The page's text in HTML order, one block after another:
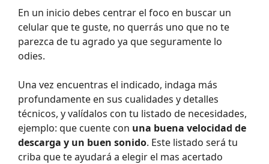
En un inicio debes centrar el foco en buscar un
celular que te guste, no querrás uno que no te
parezca de tu agrado ya que seguramente lo
odies.
Una vez encuentras el indicado, indaga más
profundamente en sus cualidades y detalles
técnicos, y valídalos con tu listado de necesidades,
ejemplo: que cuente con una buena velocidad de
descarga y un buen sonido. Este listado será tu
criba que te ayudará a elegir el mas acertado